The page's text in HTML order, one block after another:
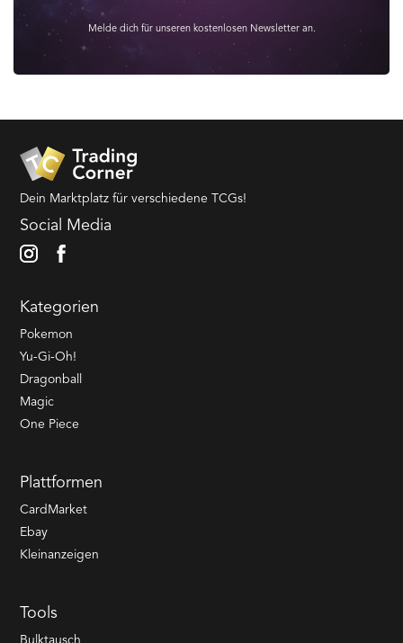
Melde dich für unseren kostenlosen Newsletter an.
Dein Marktplatz für verschiedene TCGs!
Social Media
Kategorien
Pokemon
Yu-Gi-Oh!
Dragonball
Magic
One Piece
Plattformen
CardMarket
Ebay
Kleinanzeigen
Tools
Bulktausch